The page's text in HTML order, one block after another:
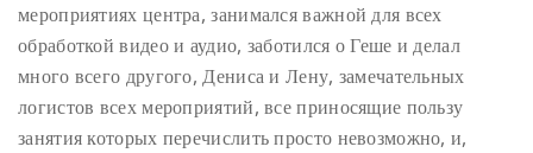
мероприятиях центра, занимался важной для всех
обработкой видео и аудио, заботился о Геше и делал
много всего другого, Дениса и Лену, замечательных
логистов всех мероприятий, все приносящие пользу
занятия которых перечислить просто невозможно, и,